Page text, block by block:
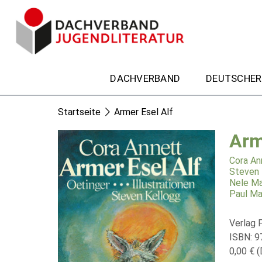
DACHVERBAND
Startseite Armer Esel Alf
Cora
Steven
Nele
Paul
Verlag
ISBN:
0,00 €